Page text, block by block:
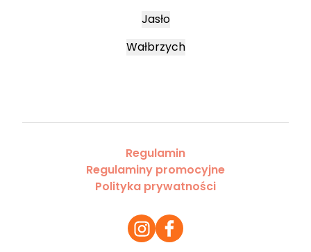
Jasło
Wałbrzych
Regulamin
Regulaminy promocyjne
Polityka prywatności